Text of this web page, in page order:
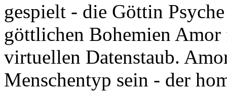
gespielt - die Göttin
göttlichen Bohemien
virtuellen Datenstaub.
Menschentyp sein - der